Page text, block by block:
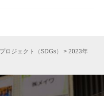
ロジェクト（SDGs） > 2023年